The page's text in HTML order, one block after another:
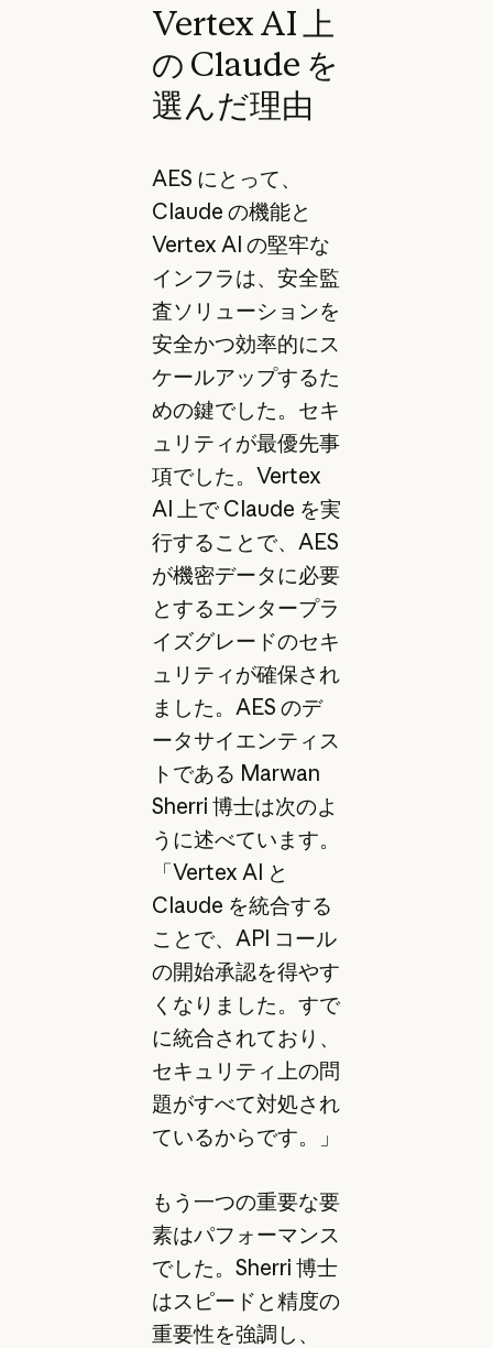
Vertex AI 上
の Claude を
選んだ理由
AES にとって、
Claude の機能と
Vertex AI の堅牢な
インフラは、安全監
査ソリューションを
安全かつ効率的にス
ケールアップするた
めの鍵でした。セキ
ュリティが最優先事
項でした。Vertex
AI 上で Claude を実
行することで、AES
が機密データに必要
とするエンタープラ
イズグレードのセキ
ュリティが確保され
ました。AES のデ
ータサイエンティス
トである Marwan
Sherri 博士は次のよ
うに述べています。
「Vertex AI と
Claude を統合する
ことで、API コール
の開始承認を得やす
くなりました。すで
に統合されており、
セキュリティ上の問
題がすべて対処され
ているからです。」
もう一つの重要な要
素はパフォーマンス
でした。Sherri 博士
はスピードと精度の
重要性を強調し、